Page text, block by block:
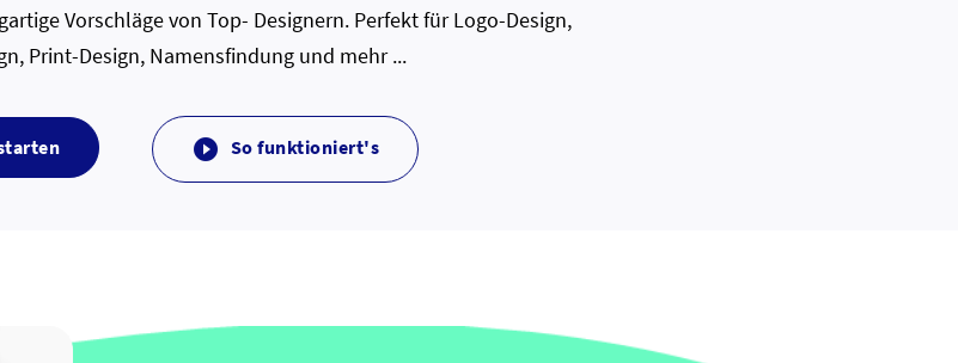
Vorschläge von Top- Designern. Perfekt für Logo-Design,
Print-Design, Namensfindung und mehr ...
 So funktioniert's